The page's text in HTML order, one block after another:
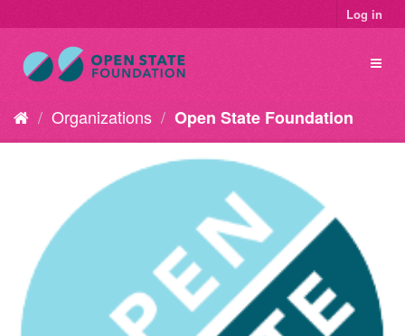
Log in
Organizations Open State Foundation